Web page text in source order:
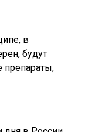
в
будут
препараты,